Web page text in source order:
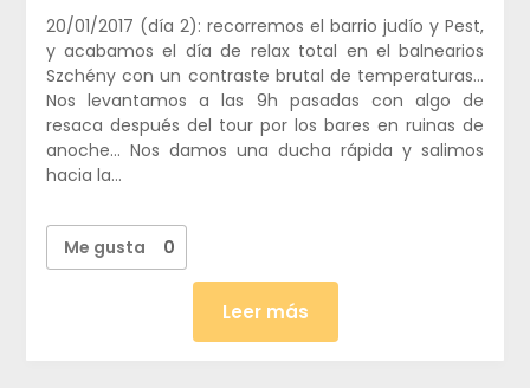
20/01/2017 (día 2): recorremos el barrio judío y Pest,
y acabamos el día de relax total en el balnearios
Szchény con un contraste brutal de temperaturas…
Nos levantamos a las 9h pasadas con algo de
resaca después del tour por los bares en ruinas de
anoche… Nos damos una ducha rápida y salimos
hacia la…
Me gusta 0
Leer más